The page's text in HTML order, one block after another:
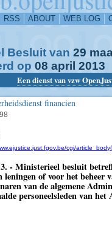
RSS ABOUT WEB LOG
Besluit van 29
op 08 april 2013
Een dienst van vzw
financien
cgi/
- Ministerieel besluit
leningen of voor het beheer
van de algemene
personeelsleden van